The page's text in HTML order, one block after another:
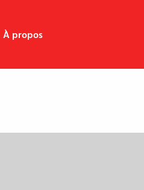
À propos